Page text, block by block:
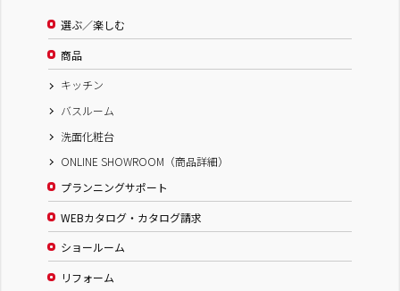
選ぶ／楽しむ
商品
キッチン
バスルーム
洗面化粧台
ONLINE SHOWROOM（商品詳細）
プランニングサポート
WEBカタログ・カタログ請求
ショールーム
リフォーム